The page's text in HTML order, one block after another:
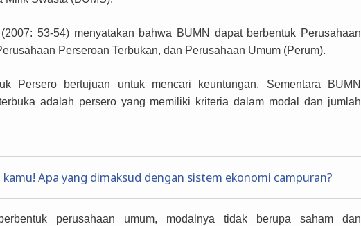
53-54) menyatakan bahwa BUMN dapat berbentuk Perusahaan
Perseroan Terbukan, dan Perusahaan Umum (Perum).
Persero bertujuan untuk mencari keuntungan. Sementara
BUMN
adalah persero yang memiliki kriteria dalam modal dan jumlah
kamu! Apa yang dimaksud dengan sistem ekonomi campuran?
perusahaan umum, modalnya tidak berupa saham dan